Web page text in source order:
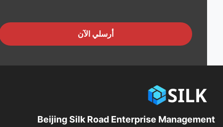
أرسلي الآن
Beijing Silk Road Enterprise